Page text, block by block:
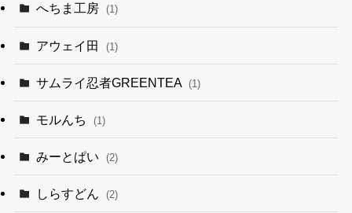
へちま工房 (1)
アウェイ田 (1)
サムライ忍者GREENTEA (1)
モルんち (1)
みーとぱい (2)
しらすどん (2)